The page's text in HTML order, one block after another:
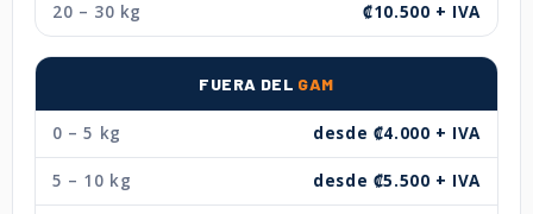
20 – 30 kg ₡10.500 + IVA
FUERA DEL GAM
0 – 5 kg desde ₡4.000 + IVA
5 – 10 kg desde ₡5.500 + IVA